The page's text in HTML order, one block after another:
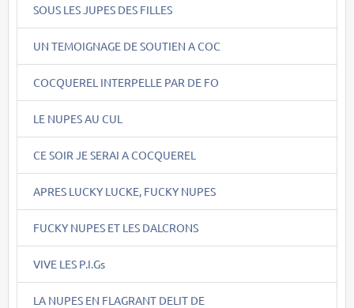
SOUS LES JUPES DES FILLES
UN TEMOIGNAGE DE SOUTIEN A COC
COCQUEREL INTERPELLE PAR DE FO
LE NUPES AU CUL
CE SOIR JE SERAI A COCQUEREL
APRES LUCKY LUCKE, FUCKY NUPES
FUCKY NUPES ET LES DALCRONS
VIVE LES P.I.Gs
LA NUPES EN FLAGRANT DELIT DE